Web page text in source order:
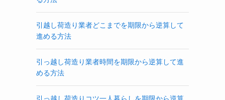
引越し荷造り業者どこまでを期限から逆算して
進める方法
引っ越し荷造り業者時間を期限から逆算して進
める方法